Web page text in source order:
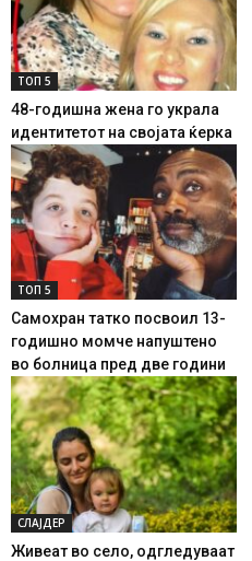
ТОП 5
48-годишна жена го украла
идентитетот на својата ќерка
ТОП 5
Самохран татко посвоил 13-
годишно момче напуштено
во болница пред две години
СЛАЈДЕР
Живеат во село, одгледуваат